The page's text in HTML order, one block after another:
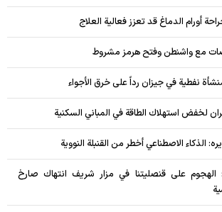
أورام الدماغ قد تعزز فعالية العلاج
مع واشنطن وفتح هرمز مشروط
نفطية في جيزان رداً على خرق الأجواء
لخفض استهلاك الطاقة في المباني السكنية
الاصطناعي أخطر من القنبلة النووية
الهجوم على قنصليتنا في مزار شريف انتهاك صارخ